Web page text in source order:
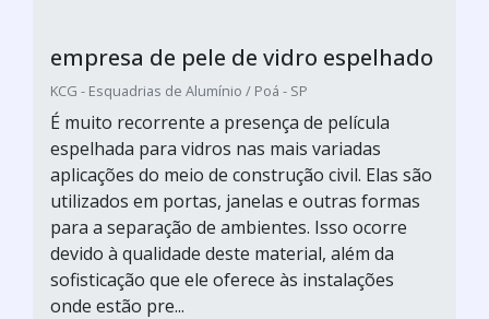
empresa de pele de vidro espelhado
KCG - Esquadrias de Alumínio / Poá - SP
É muito recorrente a presença de película
espelhada para vidros nas mais variadas
aplicações do meio de construção civil. Elas são
utilizados em portas, janelas e outras formas
para a separação de ambientes. Isso ocorre
devido à qualidade deste material, além da
sofisticação que ele oferece às instalações
onde estão pre...